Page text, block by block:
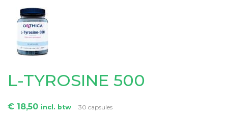
L-TYROSINE 500
€ 18,50 incl. btw 30 capsules